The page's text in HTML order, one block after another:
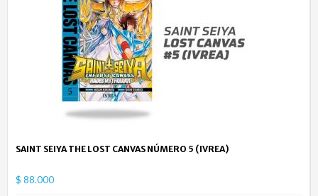
SAINT SEIYA THE LOST CANVAS NÚMERO 5 (IVREA)
$ 88.000